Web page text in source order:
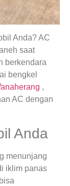
Anda? AC
saat
berkendara
bengkel
,
AC dengan
Anda
menunjang
iklim panas